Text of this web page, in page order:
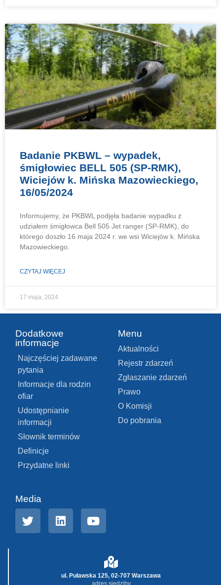
Badanie PKBWL – wypadek,
śmigłowiec BELL 505 (SP-RMK),
Wiciejów k. Mińska Mazowieckiego,
16/05/2024
Informujemy, że PKBWL podjęła badanie wypadku z
udziałem śmigłowca Bell 505 Jet ranger (SP-RMK), do
którego doszło 16 maja 2024 r. we wsi Wiciejów k. Mińska
Mazowieckiego.
CZYTAJ WIĘCEJ
17 maja, 2024
Dodatkowe
informacje
Najczęściej zadawane
pytania
Informacje dla rodzin
ofiar
Udostępnianie
informacji
Słownik terminów
Definicje
Przydatne linki
Menu
Aktualności
Rejestr zdarzeń
Zgłaszanie zdarzeń
Prawo
O Komisji
Do pobrania
Media
ul. Puławska 125, 02-707 Warszawa